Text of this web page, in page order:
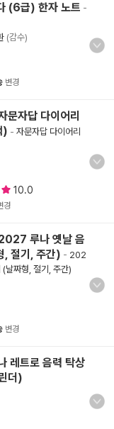
(6급) 한자 노트 -
(감수)
변경
자답 다이어리
) - 자문자답 다이어리
10.0
경
루나 옛날 음
, 절기, 주간) - 202
날짜형, 절기, 주간)
변경
레트로 음력 탁상
더)